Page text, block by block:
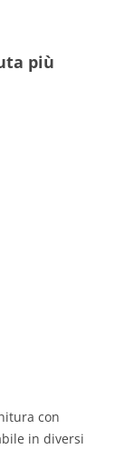
più
con
in diversi